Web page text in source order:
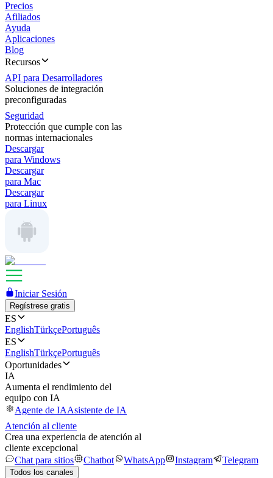
Precios
Afiliados
Ayuda
Aplicaciones
Blog
Recursos
API para Desarrolladores
Soluciones de integración
preconfiguradas
Seguridad
Protección que cumple con las
normas internacionales
Descargar
para Windows
Descargar
para Mac
Descargar
para Linux
Iniciar Sesión
Regístrese gratis
ES
EnglishTürkçePortuguês
ES
EnglishTürkçePortuguês
Oportunidades
IA
Aumenta el rendimiento del
equipo con IA
Agente de IAAsistente de IA
Atención al cliente
Crea una experiencia de atención al
cliente excepcional
Chat para sitios
Chatbot WhatsApp Instagram Telegram
Todos los canales